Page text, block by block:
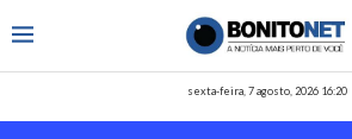
sexta-feira, 7 agosto, 2026 16:20